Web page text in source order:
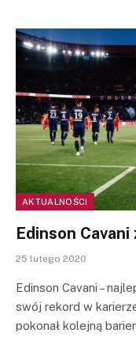
AKTUALNOŚCI
Edinson
25 lutego 2020
Edinson Cavani –
swój rekord w
pokonał kolejną